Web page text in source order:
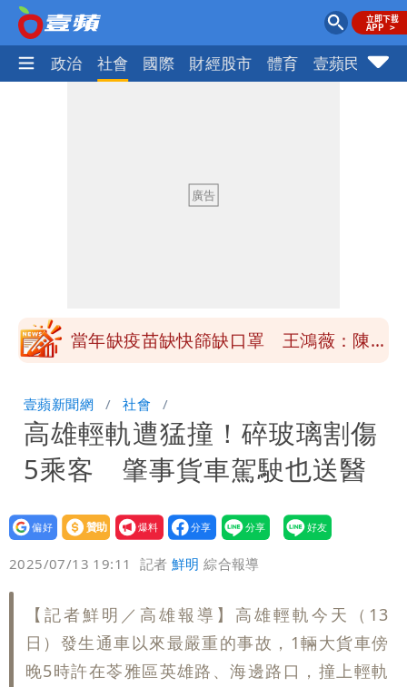
生活 政治 社會 國際 財經股市 體育 壹蘋民調
很多謹慎判斷當時未被理解
抄襲造假當上劍橋大學教授 神鬼級履歷
10.6億顧問費決策過程在哪
當年缺疫苗缺快篩缺口罩 王鴻薇：陳時
聲押？交保？複訊後揭曉
慈濟買BNT遭詐10億元 蔡英文：政府
很多謹慎判斷當時未被理解
抄襲造假當上劍橋大學教授 神鬼級履歷
「攏係假」
壹蘋新聞網 社會
高雄輕軌遭猛撞！碎玻璃割傷
5乘客 肇事貨車駕駛也送醫
設為
贊助
我要
爆料
2025/07/13 19:11 記者鮮明 綜合報導
【記者鮮明／高雄報導】高雄輕軌今天（13
日）發生通車以來最嚴重的事故，1輛大貨車傍
晚5時許在苓雅區英雄路、海邊路口，撞上輕軌